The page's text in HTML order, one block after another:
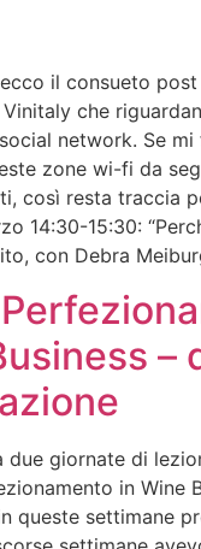
il consueto
che
network. Se
zone wi-fi da
così resta traccia
14:30-15:30:
con Debra
–
due giornate di
in Wine
queste settimane